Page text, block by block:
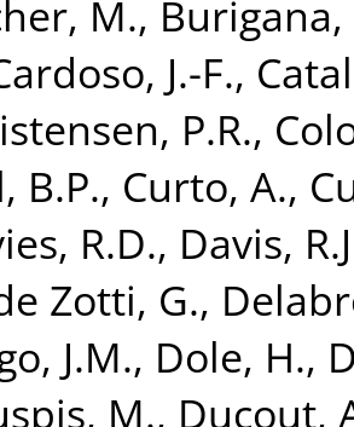
M., Burigana,
J.-F.,
P.R.,
B.P., Curto, A.,
R.D., Davis,
Zotti, G.,
J.M., Dole, H.,
M., Ducout,